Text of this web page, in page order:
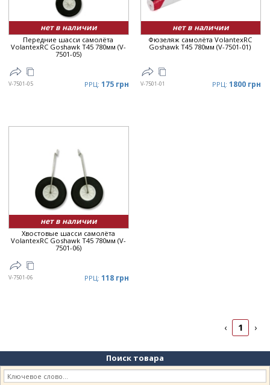
нет в наличии
Передние шасси самолёта
VolantexRC Goshawk T45 780мм (V-
7501-05)
V-7501-05 РРЦ: 175 грн
нет в наличии
Фюзеляж самолёта VolantexRC
Goshawk T45 780мм (V-7501-01)
V-7501-01 РРЦ: 1800 грн
нет в наличии
Хвостовые шасси самолёта
VolantexRC Goshawk T45 780мм (V-
7501-06)
V-7501-06 РРЦ: 118 грн
‹ 1 ›
Поиск товара